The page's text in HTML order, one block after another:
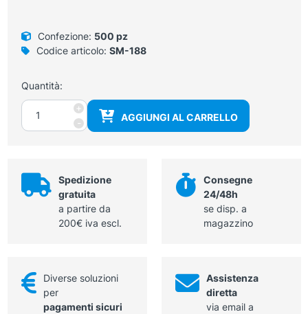
Confezione: 500 pz
Codice articolo: SM-188
Quantità:
-
Tamponcini
cellulosa
+
AGGIUNGI AL CARRELLO
Spedizione
gratuita
a partire da
200€ iva escl.
Consegne
24/48h
se disp. a
magazzino
Diverse soluzioni
per
pagamenti sicuri
Assistenza
diretta
via email a